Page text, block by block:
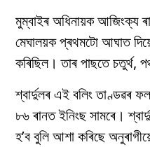
মুম্বাইৰ অধিনায়ক আজিংক্য
মেঘালয়ক প্ৰথমটো আঘাত
কৰিছিল। তাৰ পাছতে চতুর্থ,
শ্বাৰ্দুলৰ এই বলিং তাণ্ডৱৰ
৮৬ ৰানত ইনিংছ সামৰে।
হ’ব বুলি আশা কৰিছে